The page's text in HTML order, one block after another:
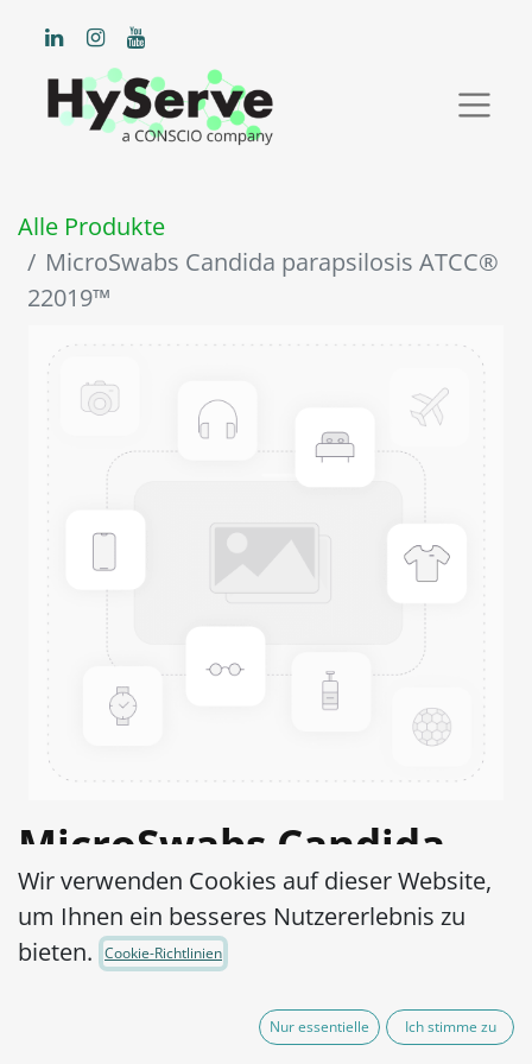
Alle Produkte
MicroSwabs Candida parapsilosis ATCC®
22019™
MicroSwabs Candida
parapsilosis ATCC®
22019™
Wir verwenden Cookies auf dieser Website,
um Ihnen ein besseres Nutzererlebnis zu
bieten.
Cookie-Richtlinien
Nur essentielle Ich stimme zu